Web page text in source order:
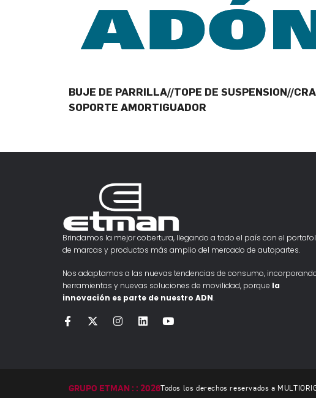
BUJE DE PARRILLA//TOPE DE SUSPENSION//
SOPORTE AMORTIGUADOR
Brindamos la mejor cobertura, llegando a todo el país con el
de marcas y productos más amplio del mercado de autopartes.
Nos adaptamos a las nuevas tendencias de consumo,
herramientas y nuevas soluciones de movilidad, porque la
innovación es parte de nuestro ADN.
GRUPO ETMAN : : 2026Todos los derechos reservados a